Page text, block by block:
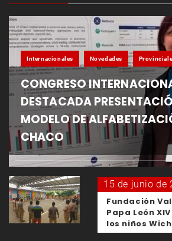
Internacionales Novedades
CONGRESO
DESTACADA
MODELO DE
CHACO
15 de junio de
Fundación
Papa León
los niños